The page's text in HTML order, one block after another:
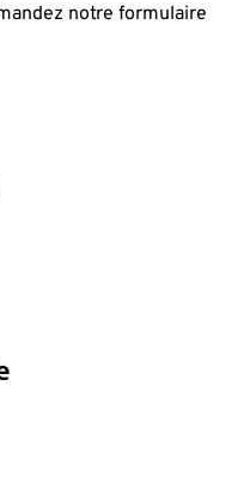
notre formulaire